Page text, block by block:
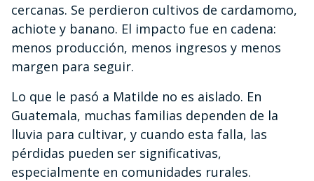
cercanas. Se perdieron cultivos de cardamomo,
achiote y banano. El impacto fue en cadena:
menos producción, menos ingresos y menos
margen para seguir.
Lo que le pasó a Matilde no es aislado. En
Guatemala, muchas familias dependen de la
lluvia para cultivar, y cuando esta falla, las
pérdidas pueden ser significativas,
especialmente en comunidades rurales.